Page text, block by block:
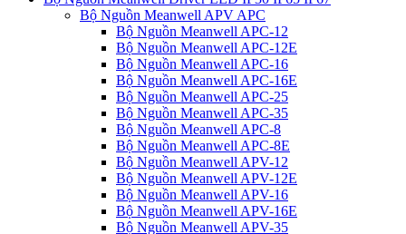
Bộ Nguồn Meanwell APV APC
Bộ Nguồn Meanwell APC-12
Bộ Nguồn Meanwell APC-12E
Bộ Nguồn Meanwell APC-16
Bộ Nguồn Meanwell APC-16E
Bộ Nguồn Meanwell APC-25
Bộ Nguồn Meanwell APC-35
Bộ Nguồn Meanwell APC-8
Bộ Nguồn Meanwell APC-8E
Bộ Nguồn Meanwell APV-12
Bộ Nguồn Meanwell APV-12E
Bộ Nguồn Meanwell APV-16
Bộ Nguồn Meanwell APV-16E
Bộ Nguồn Meanwell APV-35